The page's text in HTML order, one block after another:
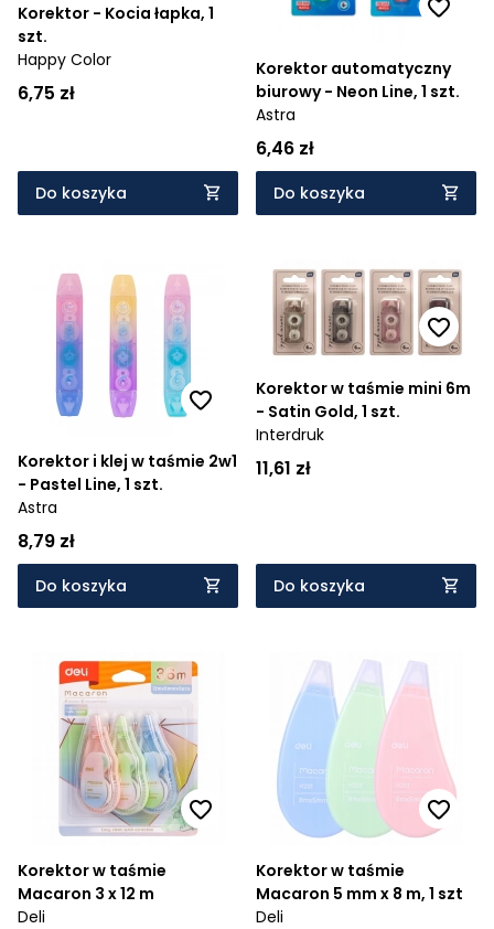
Korektor - Kocia łapka, 1
szt.
Happy Color
6,75 zł
Do koszyka
Korektor automatyczny
biurowy - Neon Line, 1 szt.
Astra
6,46 zł
Do koszyka
Korektor i klej w taśmie 2w1
- Pastel Line, 1 szt.
Astra
8,79 zł
Do koszyka
Korektor w taśmie mini 6m
- Satin Gold, 1 szt.
Interdruk
11,61 zł
Do koszyka
Korektor w taśmie
Macaron 3 x 12 m
Deli
Korektor w taśmie
Macaron 5 mm x 8 m, 1 szt
Deli